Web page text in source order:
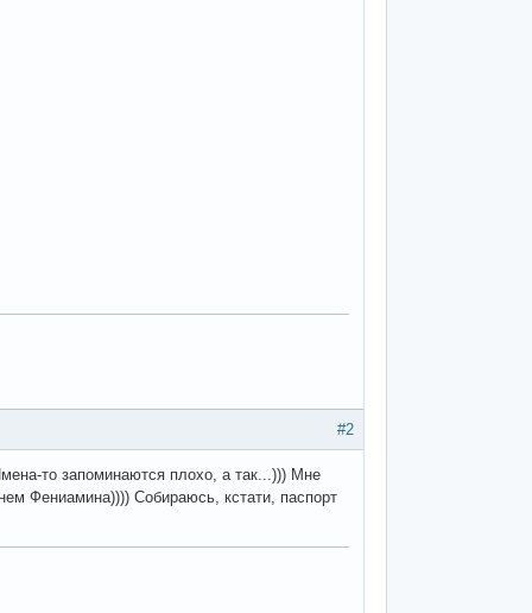
#2
то запоминаются плохо, а так...))) Мне
Фениамина)))) Собираюсь, кстати, паспорт